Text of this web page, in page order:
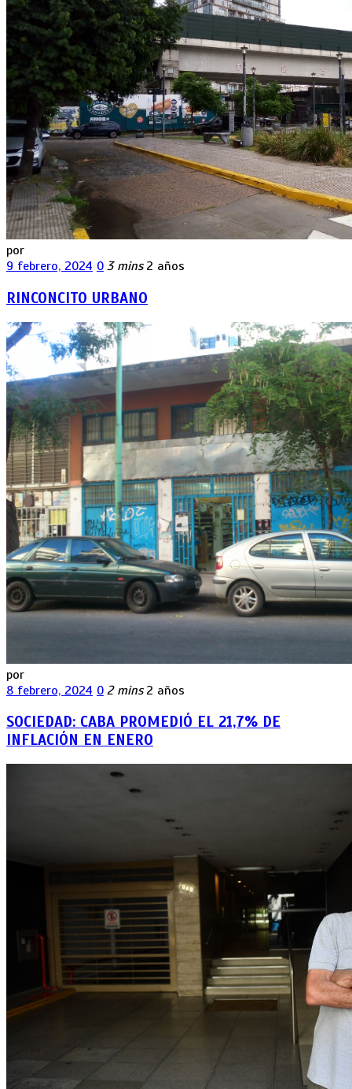
por
9 febrero, 2024 0 3 mins 2 años
RINCONCITO URBANO
por
8 febrero, 2024 0 2 mins 2 años
SOCIEDAD: CABA PROMEDIÓ EL 21,7% DE
INFLACIÓN EN ENERO